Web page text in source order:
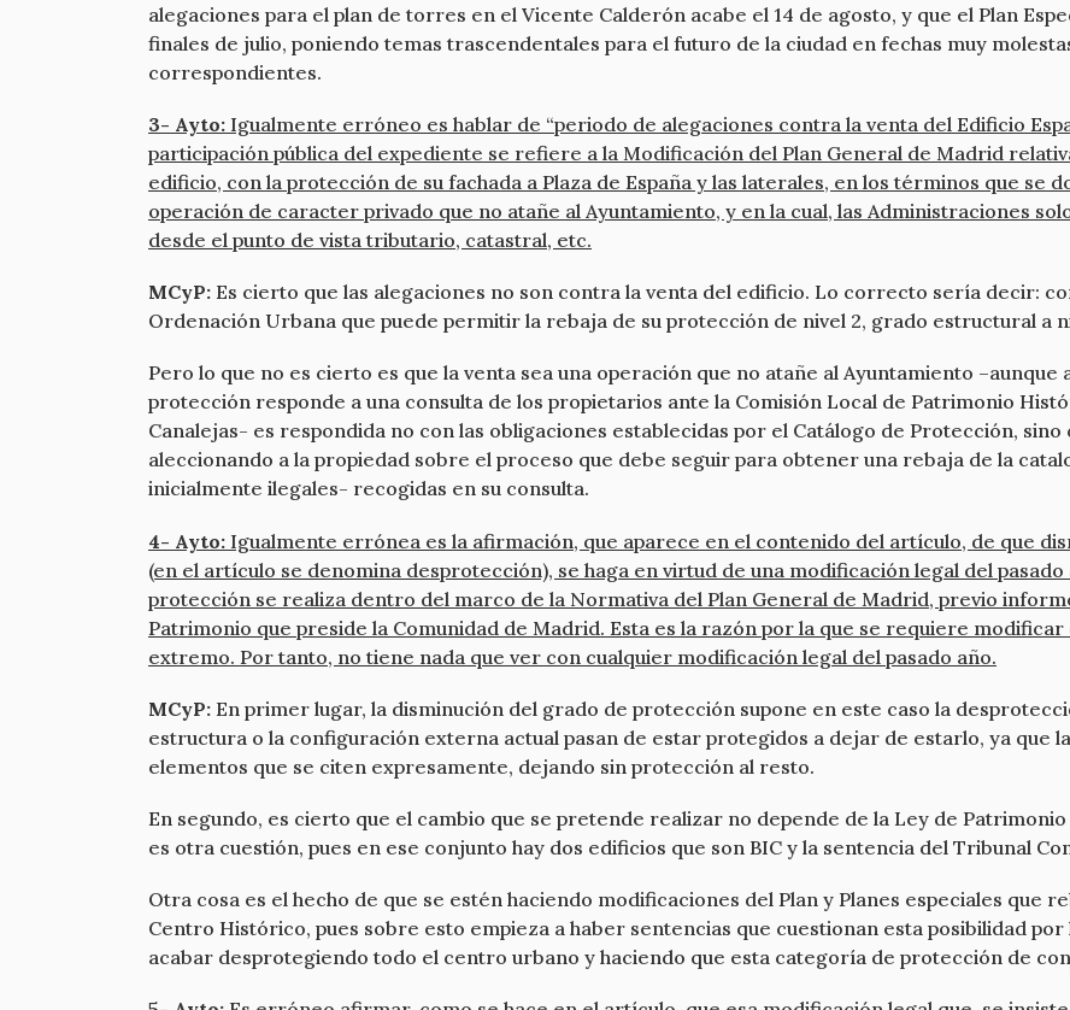
alegaciones para el plan de torres en el Vicente Calderón acabe el 14 de agosto, y que el Plan
finales de julio, poniendo temas trascendentales para el futuro de la ciudad en fechas muy
correspondientes.
3- Ayto: Igualmente erróneo es hablar de “periodo de alegaciones contra la venta del Edificio
participación pública del expediente se refiere a la Modificación del Plan General de Madrid
edificio, con la protección de su fachada a Plaza de España y las laterales, en los términos que se
operación de caracter privado que no atañe al Ayuntamiento, y en la cual, las Administraciones
desde el punto de vista tributario, catastral, etc.
MCyP: Es cierto que las alegaciones no son contra la venta del edificio. Lo correcto sería decir:
Ordenación Urbana que puede permitir la rebaja de su protección de nivel 2, grado estructural a
Pero lo que no es cierto es que la venta sea una operación que no atañe al Ayuntamiento
protección responde a una consulta de los propietarios ante la Comisión Local de Patrimonio
Canalejas- es respondida no con las obligaciones establecidas por el Catálogo de Protección,
aleccionando a la propiedad sobre el proceso que debe seguir para obtener una rebaja de la
inicialmente ilegales- recogidas en su consulta.
4- Ayto: Igualmente errónea es la afirmación, que aparece en el contenido del artículo, de que
(en el artículo se denomina desprotección), se haga en virtud de una modificación legal del
protección se realiza dentro del marco de la Normativa del Plan General de Madrid, previo
Patrimonio que preside la Comunidad de Madrid. Esta es la razón por la que se requiere
extremo. Por tanto, no tiene nada que ver con cualquier modificación legal del pasado año.
MCyP: En primer lugar, la disminución del grado de protección supone en este caso la
estructura o la configuración externa actual pasan de estar protegidos a dejar de estarlo, ya que
elementos que se citen expresamente, dejando sin protección al resto.
En segundo, es cierto que el cambio que se pretende realizar no depende de la Ley de
es otra cuestión, pues en ese conjunto hay dos edificios que son BIC y la sentencia del Tribunal
Otra cosa es el hecho de que se estén haciendo modificaciones del Plan y Planes especiales que
Centro Histórico, pues sobre esto empieza a haber sentencias que cuestionan esta posibilidad
acabar desprotegiendo todo el centro urbano y haciendo que esta categoría de protección de